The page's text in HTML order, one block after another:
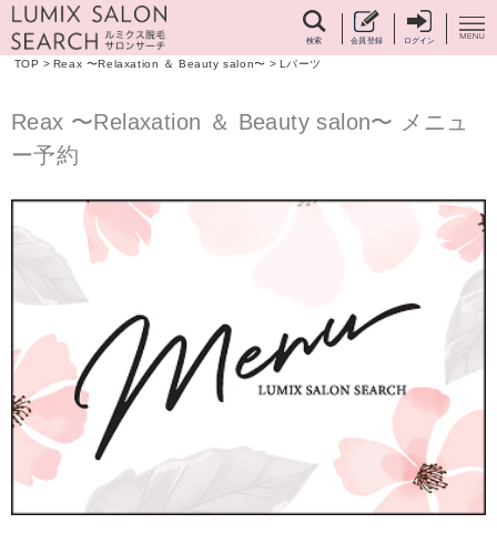
検索 会員登録 ログイン
TOP > Reax 〜Relaxation ＆ Beauty salon〜 >Lパーツ
Reax 〜Relaxation ＆ Beauty salon〜 メニュ
ー予約